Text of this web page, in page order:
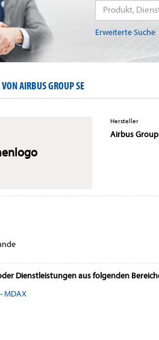
Erweiterte Suche
AIRBUS GROUP SE
Hersteller
Airbus Group
Dienstleistungen aus folgenden
MDAX